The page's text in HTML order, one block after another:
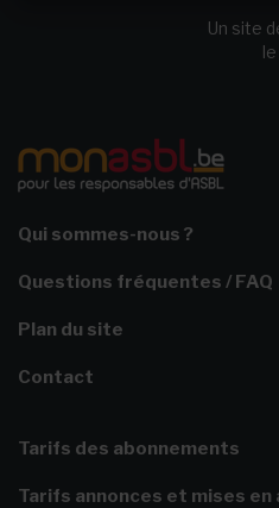
Un site
Qui sommes-nous ?
Questions fréquentes / FAQ
Plan du site
Contact
Tarifs des abonnements
Tarifs annonces et mises en